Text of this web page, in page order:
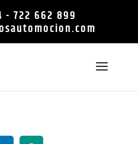
- 722 662 899